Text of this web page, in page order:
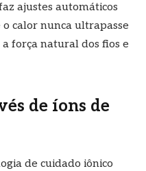
ajustes automáticos
calor nunca ultrapasse
força natural dos fios e
de íons de
de cuidado iônico